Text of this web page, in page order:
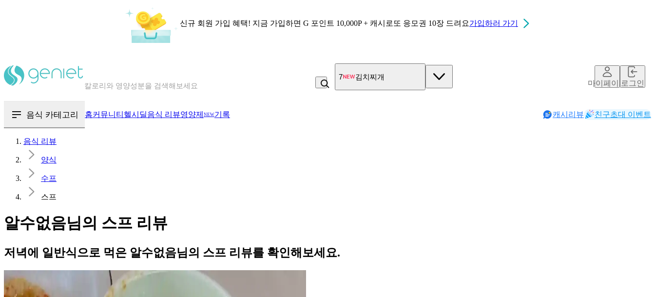
신규 회원 가입 혜택! 지금 가입하면 G 포인트 10,000P + 캐시로또 응모권 10장 드려요가입하러 가기
혈당 · 다이어트 음식 검색해보세요
7 김치찌개
마이페이지로그인
음식 카테고리 홈커뮤니티 헬시딜음식 리뷰영양제 NEW기록 캐시리뷰 친구초대 이벤트
음식 리뷰
양식
수프
스프
알수없음님의 스프 리뷰
저녁에 일반식으로 먹은 알수없음님의 스프 리뷰를 확인해보세요.